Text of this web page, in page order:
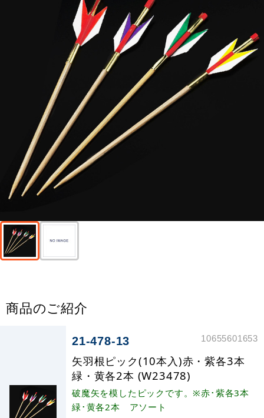
商品のご紹介
21-478-13 10655601653
矢羽根ピック(10本入)赤・紫各3本
緑・黄各2本 (W23478)
破魔矢を模したピックです。※赤･紫各3本
緑･黄各2本 アソート